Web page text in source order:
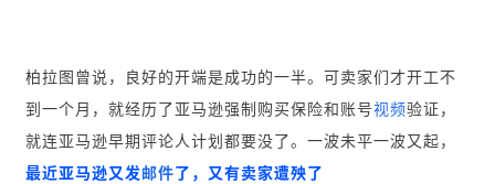
柏拉图曾说，良好的开端是成功的一半。可卖家们才开工不
到一个月，就经历了亚马逊强制购买保险和账号视频验证，
就连亚马逊早期评论人计划都要没了。一波未平一波又起，
最近亚马逊又发邮件了，又有卖家遭殃了